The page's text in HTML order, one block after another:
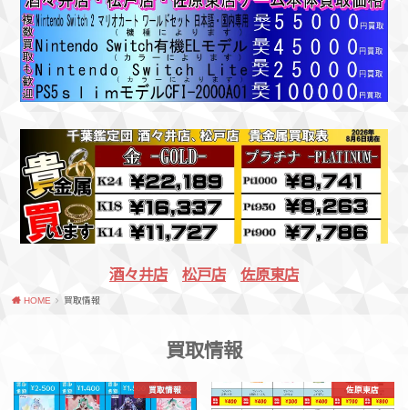
酒々井店 松戸店 佐原東店
HOME 買取情報
買取情報
買取情報 佐原東店